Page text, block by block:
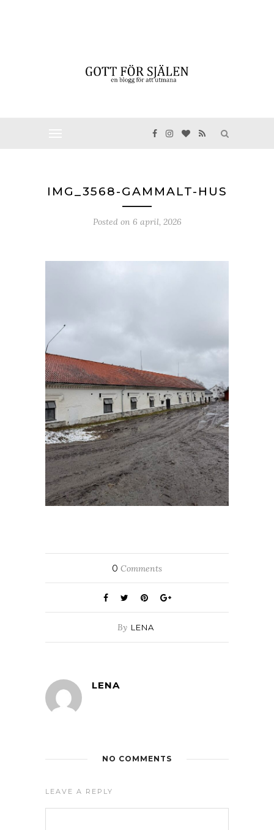
IMG_3568-GAMMALT-HUS
Posted on 6 april, 2026
0 Comments
By LENA
LENA
NO COMMENTS
LEAVE A REPLY